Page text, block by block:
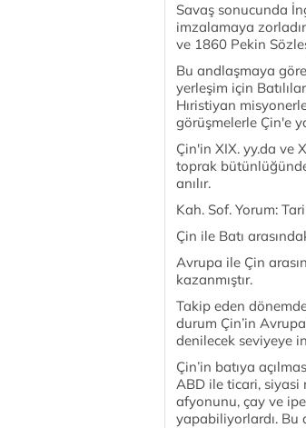
Savaş sonucunda
imzalamaya
ve 1860 Pekin
Bu andlaşmaya
yerleşim için
Hıristiyan
görüşmelerle Çin'e
Çin'in XIX. yy.da ve
toprak
anılır.
Kah. Sof. Yorum:
Çin ile Batı
Avrupa ile Çin
kazanmıştır.
Takip eden
durum Çin’in
denilecek seviyeye
Çin’in batıya
ABD ile ticari, siyasi
afyonunu, çay ve
yapabiliyorlardı. Bu